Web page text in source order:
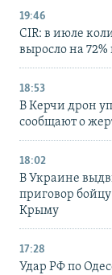
19:46
CIR: в июле
выросло на
18:53
В Керчи дрон
сообщают о
18:02
В Украине
приговор
Крыму
17:28
Удар РФ по